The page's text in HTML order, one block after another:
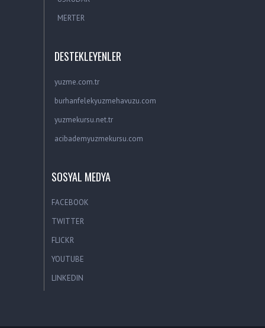
MERTER
DESTEKLEYENLER
yuzme.com.tr
burhanfelekyuzmehavuzu.com
yuzmekursu.net.tr
acibademyuzmekursu.com
SOSYAL MEDYA
FACEBOOK
TWITTER
FLICKR
YOUTUBE
LINKEDIN